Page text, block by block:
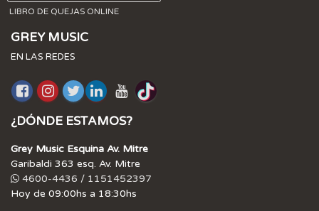
LIBRO DE QUEJAS ONLINE
GREY MUSIC
EN LAS REDES
¿DÓNDE ESTAMOS?
Grey Music Esquina Av. Mitre
Garibaldi 363 esq. Av. Mitre
4600-4436 / 1151452397
Hoy de 09:00hs a 18:30hs